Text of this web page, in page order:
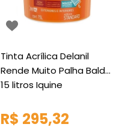
Tinta Acrílica Delanil
Rende Muito Palha Balde
15 litros Iquine
R$ 295,32